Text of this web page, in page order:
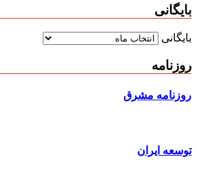
بایگانی
بایگانی
روزنامه
روزنامه مشرق
توسعه ایران